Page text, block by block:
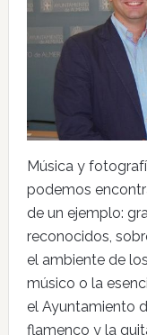
Música y
podemos
de un ejemplo:
reconocidos,
el ambiente de
músico o la
el Ayuntamiento
flamenco y la